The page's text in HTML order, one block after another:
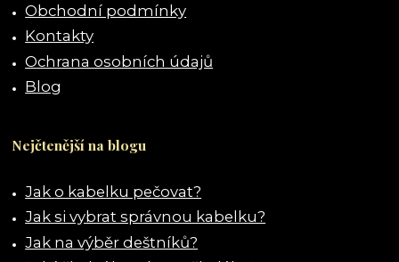
Obchodní podmínky
Kontakty
Ochrana osobních údajů
Blog
Nejčtenější na blogu
Jak o kabelku pečovat?
Jak si vybrat správnou kabelku?
Jak na výběr deštníků?